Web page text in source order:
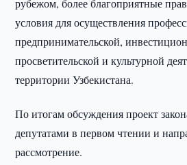
рубежом, более благоприятные
условия для осуществления
предпринимательской,
просветительской и культурной
территории Узбекистана.
По итогам обсуждения проект
депутатами в первом чтении и
рассмотрение.